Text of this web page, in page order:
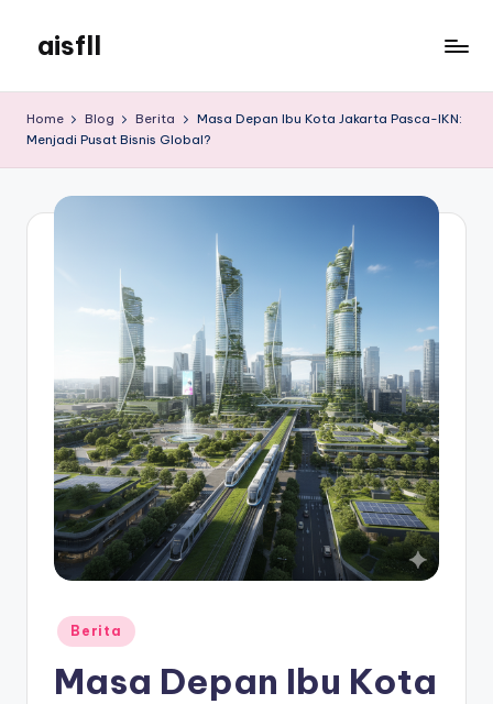
content
aisfll
Home Blog Berita
Masa Depan Ibu Kota Jakarta Pasca-IKN:
Menjadi Pusat Bisnis Global?
Posted
in
Berita
Masa Depan Ibu Kota